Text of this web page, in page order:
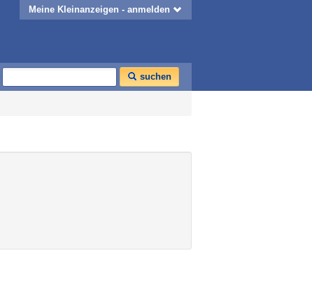
Meine Kleinanzeigen - anmelden
suchen